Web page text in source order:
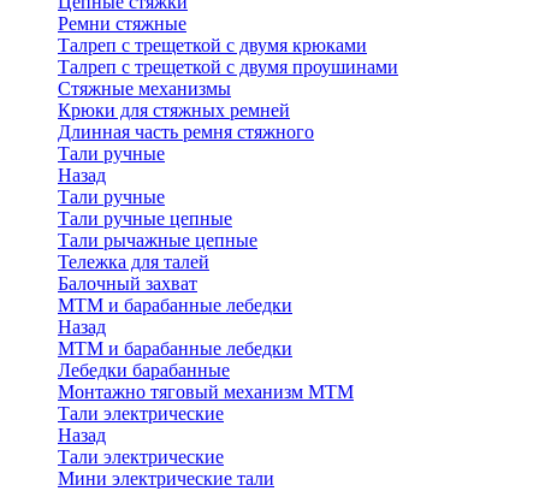
Ремни стяжные
Талреп с трещеткой с двумя крюками
Талреп с трещеткой с двумя проушинами
Стяжные механизмы
Крюки для стяжных ремней
Длинная часть ремня стяжного
Тали ручные
Назад
Тали ручные
Тали ручные цепные
Тали рычажные цепные
Тележка для талей
Балочный захват
МТМ и барабанные лебедки
Назад
МТМ и барабанные лебедки
Лебедки барабанные
Монтажно тяговый механизм МТМ
Тали электрические
Назад
Тали электрические
Мини электрические тали